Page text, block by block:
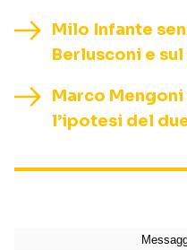
Milo Infante
Berlusconi e
Marco Mengoni
l’ipotesi del